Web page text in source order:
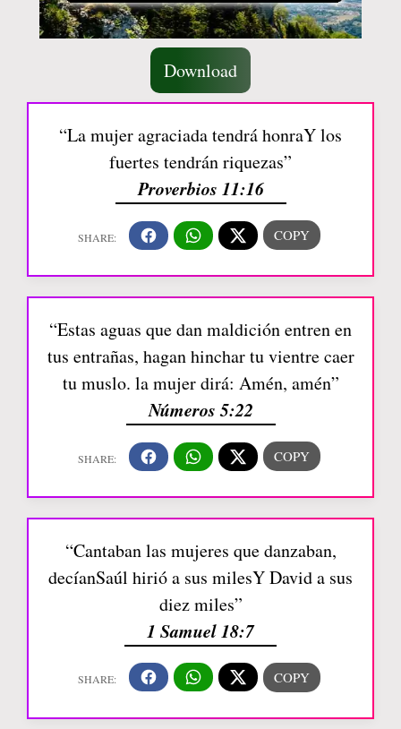
Download
“La mujer agraciada tendrá honraY los
fuertes tendrán riquezas”
Proverbios 11:16
“Estas aguas que dan maldición entren en
tus entrañas, hagan hinchar tu vientre caer
tu muslo. la mujer dirá: Amén, amén”
Números 5:22
“Cantaban las mujeres que danzaban,
decíanSaúl hirió a sus milesY David a sus
diez miles”
1 Samuel 18:7